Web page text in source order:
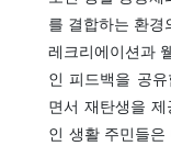
를 결합하는 환
레크리에이션과
인 피드백을 공
면서 재탄생을
인 생활 주민들